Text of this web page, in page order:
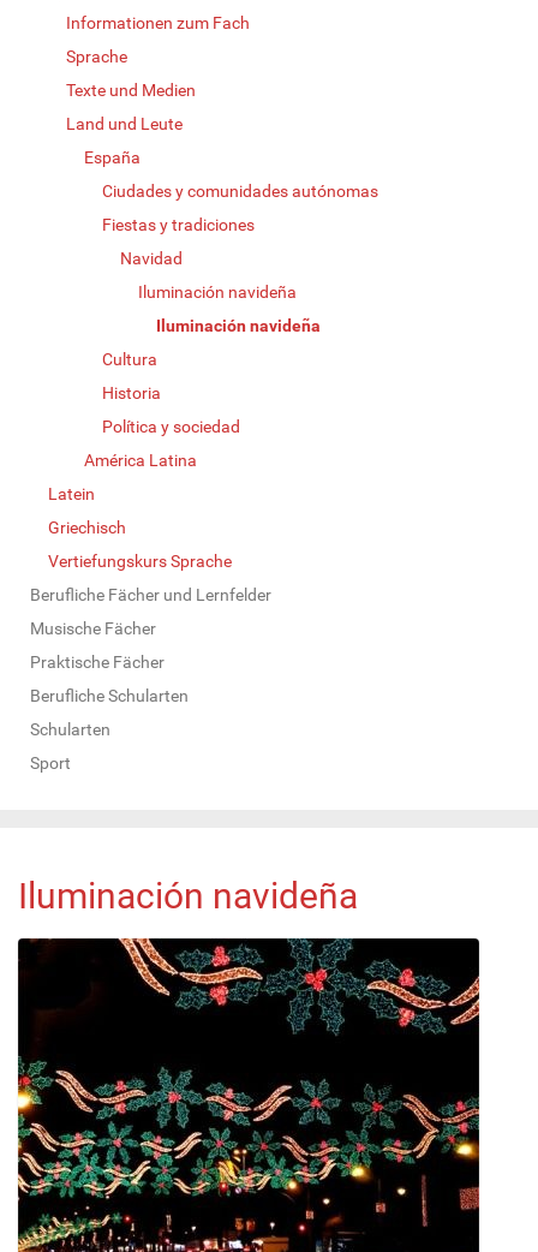
Informationen zum Fach
Sprache
Texte und Medien
Land und Leute
España
Ciudades y comunidades autónomas
Fiestas y tradiciones
Navidad
Iluminación navideña
Iluminación navideña
Cultura
Historia
Política y sociedad
América Latina
Latein
Griechisch
Vertiefungskurs Sprache
Berufliche Fächer und Lernfelder
Musische Fächer
Praktische Fächer
Berufliche Schularten
Schularten
Sport
Iluminación navideña